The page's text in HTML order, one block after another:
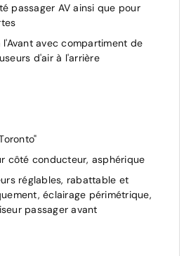
passager AV ainsi que pour
avec compartiment de
d'air à l'arrière
vitesses en cuir
passager Avant
avec tachymètre électronique,
et totalisateur partiel,
côté conducteur, asphérique
réglables, rabattable et
éclairage périmétrique,
passager avant